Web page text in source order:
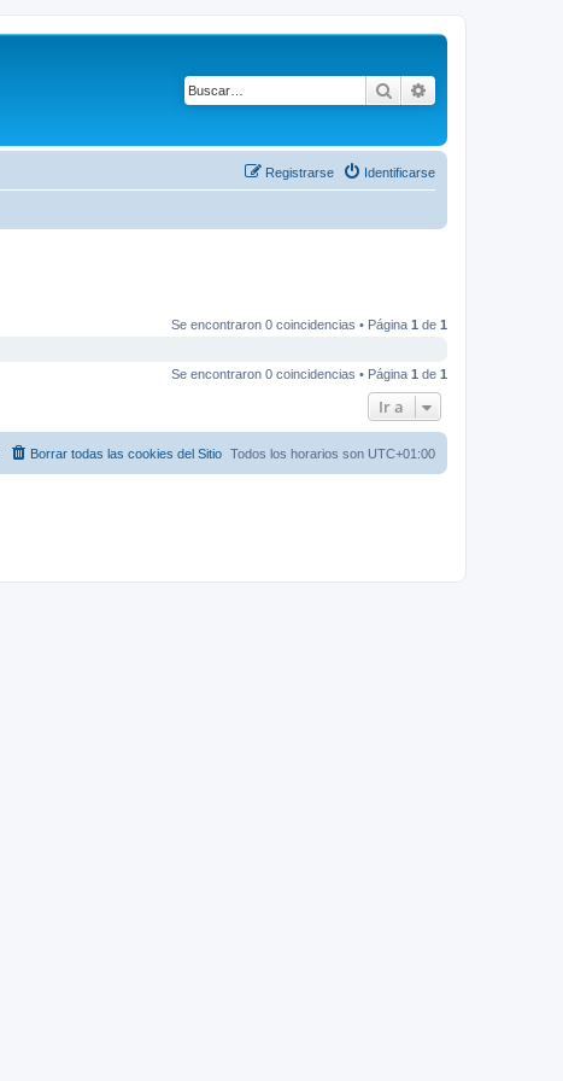
Buscar
Identificarse
Registrarse
Se encontraron 0 coincidencias • Página 1 de 1
Se encontraron 0 coincidencias • Página 1 de 1
Ir a
Todos los horarios son UTC+01:00
Borrar todas las cookies del Sitio